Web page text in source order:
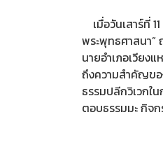
เมื่อวันเสาร์ที่
พระพุทธศาสนา”
นายอำเภอเวียง
ถึงความสำคัญขอ
ธรรมปลีกวิเวกใ
ตอบธรรมมะ กิจ